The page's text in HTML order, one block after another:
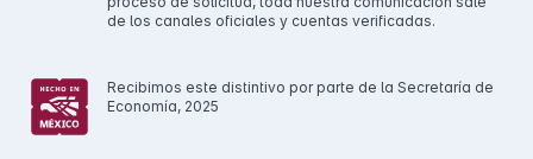
de los canales oficiales y cuentas verificadas.
Recibimos este distintivo por parte de la Secretaría de
Economía, 2025